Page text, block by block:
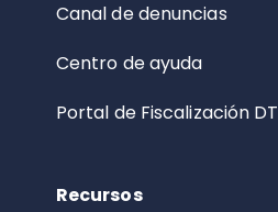
Canal de denuncias
Centro de ayuda
Portal de Fiscalización DT
Recursos